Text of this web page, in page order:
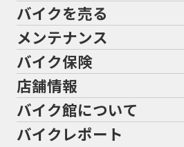
689cc690SMCR
701エンデューロ72PS
765773cc800cc80s80万
80万以下大型80万円以下
883R890DUKE899
8耐8耐見に行きたい
946ml950S950cc
バイクを買う トップ
バイクを探す
メーカーから探す
色から探す
スタイルから探す
走
中
バイクを売る
バイクを売る トップ
バイク館買取の強み
バイクを高く売るコツ
バイク買取の流れ
よ
バ
メンテナンス
メンテナンス トップ
バイク点検
バイク車検
プ
バイク保険
バイク保険 トップ
自賠責保険
店舗情報
店舗情報 トップ
北海道
バイク館について
バイク館について トップ
バイクレポート